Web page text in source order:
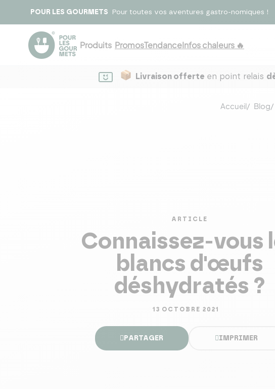
POUR LES GOURMETS Pour toutes vos aventures gastro-nomiques !
Produits PromosTendanceInfos chaleurs 🔥
Livraison offerte en point relais
Accueil Blog
ARTICLE
Connaissez-vous
blancs d'œufs
déshydratés ?
13 OCTOBRE 2021
PARTAGER IMPRIMER